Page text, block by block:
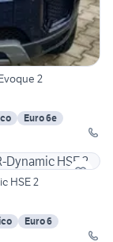
2
Euro 6e
HSE 2
Euro 6